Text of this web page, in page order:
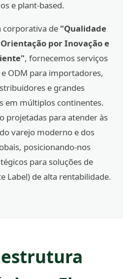
e plant-based.
corporativa de "Qualidade
por Inovação e
, fornecemos serviços
ODM para importadores,
e grandes
em múltiplos continentes.
projetadas para atender às
varejo moderno e dos
posicionando-nos
para soluções de
Label) de alta rentabilidade.